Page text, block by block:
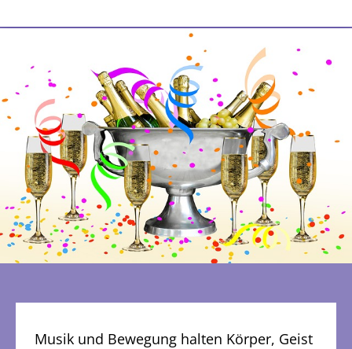
Musik und Bewegung halten Körper, Geist